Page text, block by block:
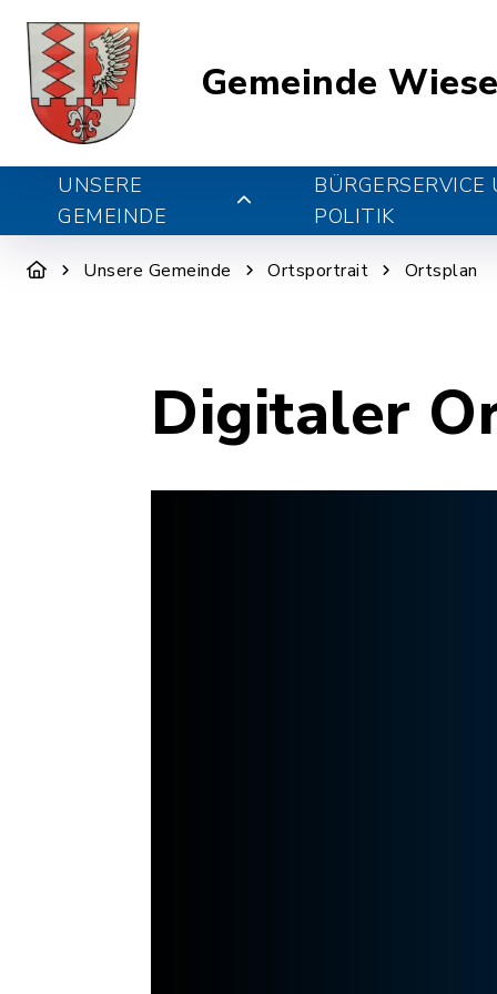
Gemeinde
UNSERE
GEMEINDE
BÜRGERSERVICE
POLITIK
Unsere Gemeinde Ortsportrait Ortsplan
Digitaler